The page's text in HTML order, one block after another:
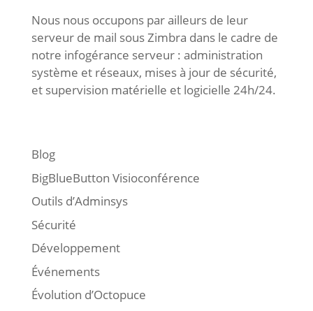
Nous nous occupons par ailleurs de leur
serveur de mail sous Zimbra dans le cadre de
notre infogérance serveur : administration
système et réseaux, mises à jour de sécurité,
et supervision matérielle et logicielle 24h/24.
Blog
BigBlueButton Visioconférence
Outils d’Adminsys
Sécurité
Développement
Événements
Évolution d’Octopuce